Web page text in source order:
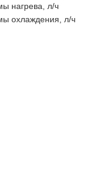
нагрева, л/ч
охлаждения, л/ч